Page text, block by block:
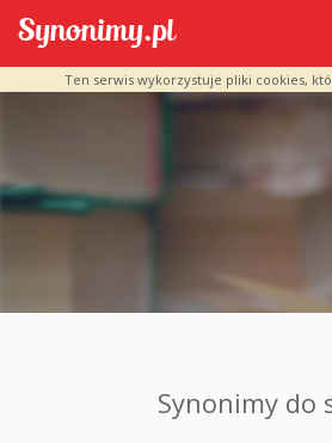
Ten serwis wykorzystuje pliki cookies,
Synonimy do